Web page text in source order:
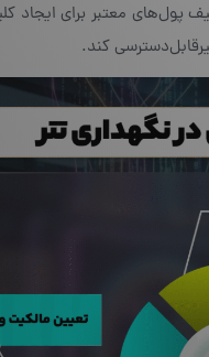
پول‌های معتبر برای ایجاد
کند.